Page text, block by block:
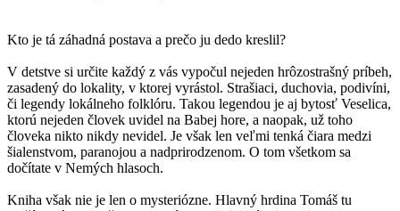
Kto je tá záhadná postava a prečo ju dedo kreslil?
V detstve si určite každý z vás vypočul nejeden hrôzostrašný príbeh,
zasadený do lokality, v ktorej vyrástol. Strašiaci, duchovia, podivíni,
či legendy lokálneho folklóru. Takou legendou je aj bytosť Veselica,
ktorú nejeden človek uvidel na Babej hore, a naopak, už toho
človeka nikto nikdy nevidel. Je však len veľmi tenká čiara medzi
šialenstvom, paranojou a nadprirodzenom. O tom všetkom sa
dočítate v Nemých hlasoch.
Kniha však nie je len o mysteriózne. Hlavný hrdina Tomáš tu